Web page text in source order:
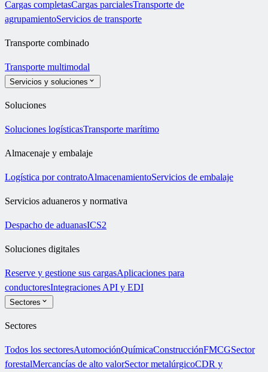
Cargas completasCargas parcialesTransporte de
agrupamientoServicios de transporte
Transporte combinado
Transporte multimodal
Servicios y soluciones
Soluciones
Soluciones logísticasTransporte marítimo
Almacenaje y embalaje
Logística por contratoAlmacenamientoServicios de embalaje
Servicios aduaneros y normativa
Despacho de aduanasICS2
Soluciones digitales
Reserve y gestione sus cargasAplicaciones para
conductoresIntegraciones API y EDI
Sectores
Sectores
Todos los sectoresAutomociónQuímicaConstrucciónFMCGSector
forestalMercancías de alto valorSector metalúrgicoCDR y